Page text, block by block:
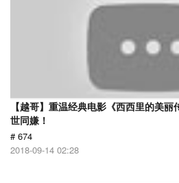
【越哥】重温经典电影《西西里的美
世同嫌！
# 674
2018-09-14 02:28